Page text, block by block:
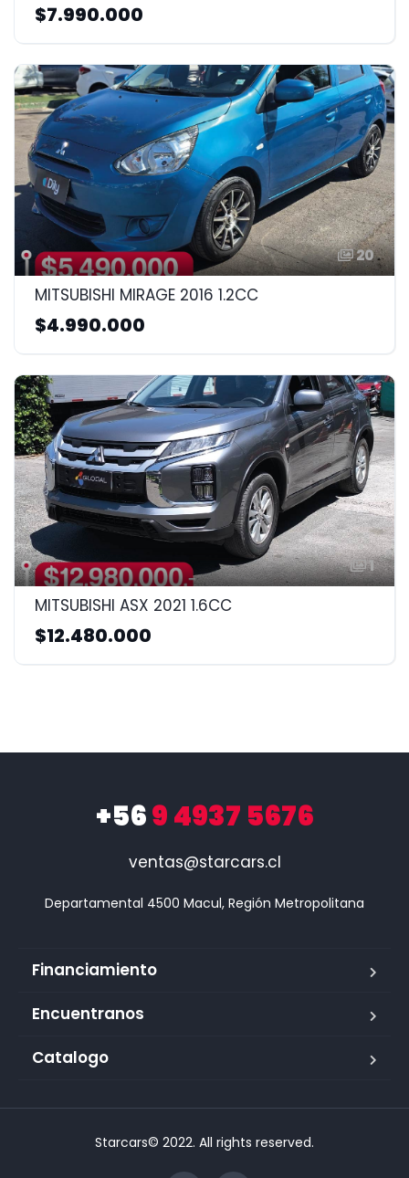
$7.990.000
20
MITSUBISHI MIRAGE 2016 1.2CC
$4.990.000
1
MITSUBISHI ASX 2021 1.6CC
$12.480.000
+569 4937 5676
ventas@starcars.cl
Financiamiento
Encuentranos
Catalogo
Starcars© 2022. All rights reserved.